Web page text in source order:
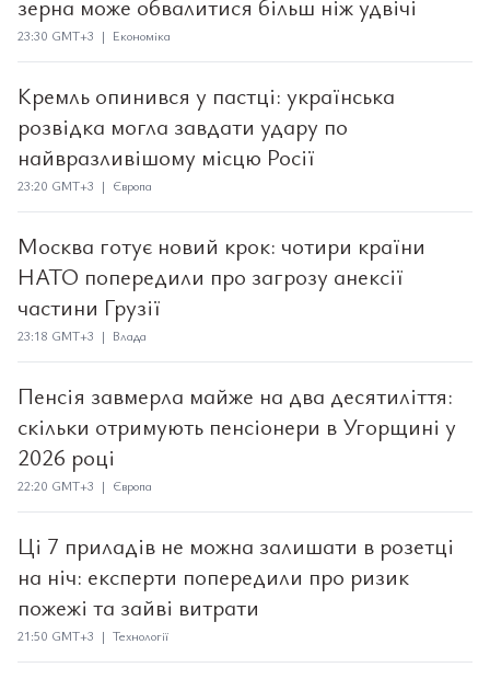
зерна може обвалитися більш ніж удвічі
23:30 GMT+3 | Економіка
Кремль опинився у пастці: українська
розвідка могла завдати удару по
найвразливішому місцю Росії
23:20 GMT+3 | Європа
Москва готує новий крок: чотири країни
НАТО попередили про загрозу анексії
частини Грузії
23:18 GMT+3 | Влада
Пенсія завмерла майже на два десятиліття:
скільки отримують пенсіонери в Угорщині у
2026 році
22:20 GMT+3 | Європа
Ці 7 приладів не можна залишати в розетці
на ніч: експерти попередили про ризик
пожежі та зайві витрати
21:50 GMT+3 | Технології